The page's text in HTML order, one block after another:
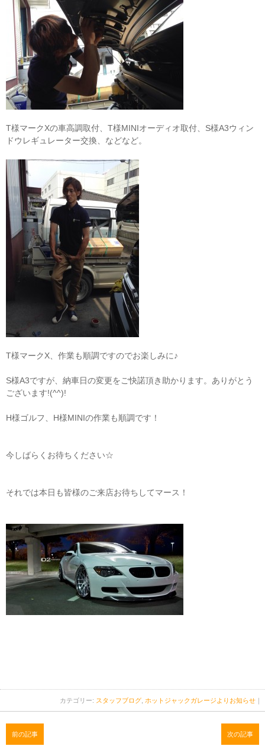
T様マークXの車高調取付、T様MINIオーディオ取付、S様A3ウィン
ドウレギュレーター交換、などなど。
T様マークX、作業も順調ですのでお楽しみに♪
S様A3ですが、納車日の変更をご快諾頂き助かります。ありがとう
ございます!(^^)!
H様ゴルフ、H様MINIの作業も順調です！
今しばらくお待ちください☆
それでは本日も皆様のご来店お待ちしてマース！
カテゴリー: スタッフブログ ホットジャックガレージよりお知らせ ｜
前の記事 次の記事